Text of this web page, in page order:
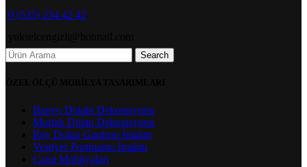
0 (535) 234 42 42
Search
Banyo Dolabı Dekorasyonu
Mutfak Dolap Dekorasyonu
Ray Dolap Gardrop İmalatı
Vestiyer Portmanto İmalatı
Cami Mobilyaları